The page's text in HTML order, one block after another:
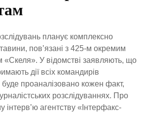
планує комплексно
пов’язані з 425-м окремим
У відомстві заявляють, що
дії всіх командирів
буде проаналізовано кожен факт,
розслідуваннях. Про
інтерв’ю агентству «Інтерфакс-